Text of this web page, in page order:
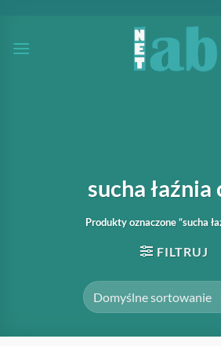
zawartości
sucha łaźnia
Produkty oznaczone “sucha
FILTRUJ